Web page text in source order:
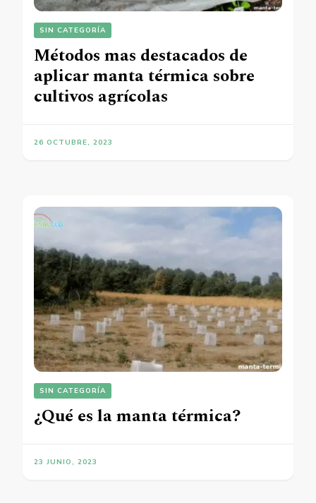
SIN CATEGORÍA
Métodos mas destacados de
aplicar manta térmica sobre
cultivos agrícolas
26 OCTUBRE, 2023
SIN CATEGORÍA
¿Qué es la manta térmica?
23 JUNIO, 2023